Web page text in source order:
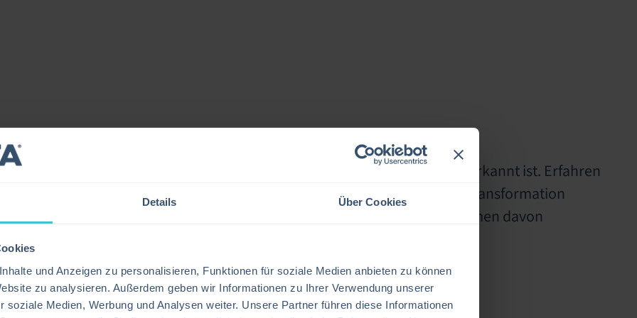
Details Über Cookies
und Anzeigen zu personalisieren, Funktionen für soziale Medien anbieten zu können
zu analysieren. Außerdem geben wir Informationen zu Ihrer Verwendung unserer
soziale Medien, Werbung und Analysen weiter. Unsere Partner führen diese Informationen
für seinen innovativen Ansatz für das IT-Service-Management anerkannt ist. Erfahren
den IT-Reifegrad verbessert und die unternehmensweite digitale Transformation
herunter, um herauszufinden, wie EV sich abhebt und wie Ihr Unternehmen davon